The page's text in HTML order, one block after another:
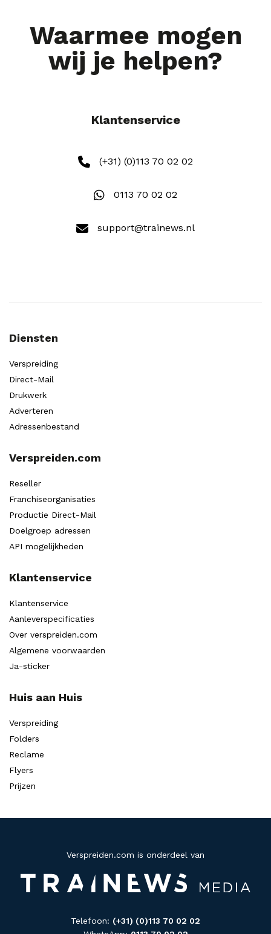
Waarmee mogen
wij je helpen?
Klantenservice
(+31) (0)113 70 02 02
0113 70 02 02
support@trainews.nl
Diensten
Verspreiding
Direct-Mail
Drukwerk
Adverteren
Adressenbestand
Verspreiden.com
Reseller
Franchiseorganisaties
Productie Direct-Mail
Doelgroep adressen
API mogelijkheden
Klantenservice
Klantenservice
Aanleverspecificaties
Over verspreiden.com
Algemene voorwaarden
Ja-sticker
Huis aan Huis
Verspreiding
Folders
Reclame
Flyers
Prijzen
Verspreiden.com is onderdeel van
Telefoon: (+31) (0)113 70 02 02